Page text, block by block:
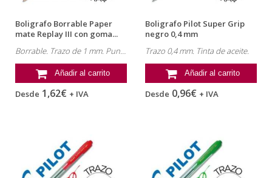
Boligrafo Borrable Paper
mate Replay III con goma...
Borrable. Trazo de 1 mm. Punta 1,4 mm.
Añadir al carrito
Desde 1,62€ + IVA
Boligrafo Pilot Super Grip
negro 0,4 mm
Trazo 0,4 mm. Tinta de aceite.
Añadir al carrito
Desde 0,96€ + IVA